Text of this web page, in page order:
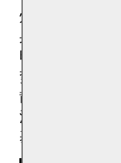
烛台主体采用
身，龙首昂扬
明，整体比例
势、主护持、
散、福泽归位
浮雕结构，象
基稳固。